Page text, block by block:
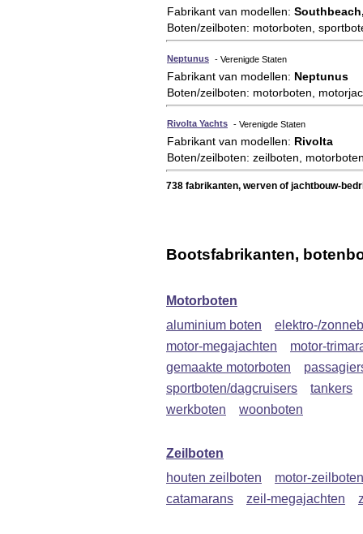
Fabrikant van modellen:
Boten/zeilboten: motorboten,
Neptunus - Verenigde Staten
Fabrikant van modellen: Neptunus
Boten/zeilboten: motorboten,
Rivolta Yachts - Verenigde Staten
Fabrikant van modellen: Rivolta
Boten/zeilboten: zeilboten,
738 fabrikanten, werven of jachtbouw-
Bootsfabrikanten,
Motorboten
aluminium boten
elektro-/
motor-megajachten
motor-
gemaakte motorboten
sportboten/dagcruisers
tankers
werkboten
woonboten
Zeilboten
houten zeilboten
motor-zeilboten
catamarans
zeil-megajachten